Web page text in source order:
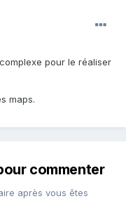
pour le réaliser
maps.
commenter
après vous êtes